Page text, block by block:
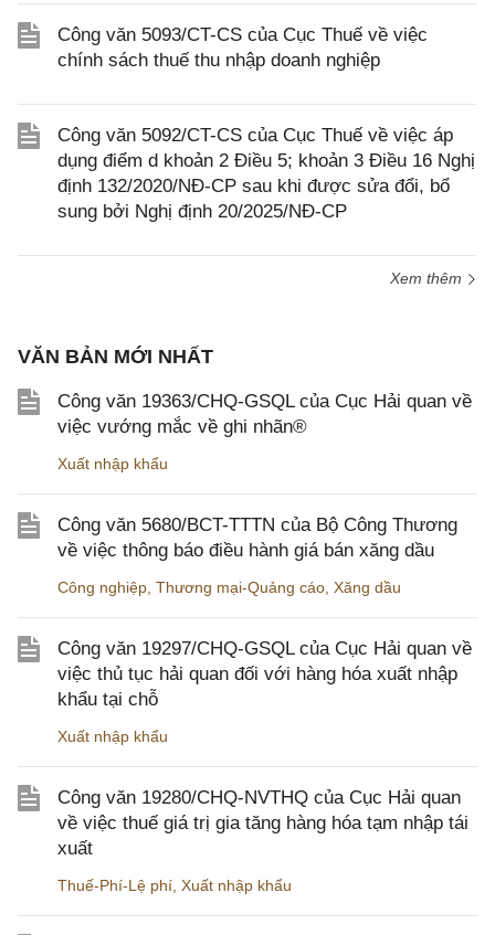
Công văn 5093/CT-CS của Cục Thuế về việc
chính sách thuế thu nhập doanh nghiệp
Công văn 5092/CT-CS của Cục Thuế về việc áp
dụng điểm d khoản 2 Điều 5; khoản 3 Điều 16 Nghị
định 132/2020/NĐ-CP sau khi được sửa đổi, bổ
sung bởi Nghị định 20/2025/NĐ-CP
Xem thêm
VĂN BẢN MỚI NHẤT
Công văn 19363/CHQ-GSQL của Cục Hải quan về
việc vướng mắc về ghi nhãn®
Xuất nhập khẩu
Công văn 5680/BCT-TTTN của Bộ Công Thương
về việc thông báo điều hành giá bán xăng dầu
Công nghiệp Thương mại-Quảng cáo Xăng dầu
Công văn 19297/CHQ-GSQL của Cục Hải quan về
việc thủ tục hải quan đối với hàng hóa xuất nhập
khẩu tại chỗ
Xuất nhập khẩu
Công văn 19280/CHQ-NVTHQ của Cục Hải quan
về việc thuế giá trị gia tăng hàng hóa tạm nhập tái
xuất
Thuế-Phí-Lệ phí Xuất nhập khẩu